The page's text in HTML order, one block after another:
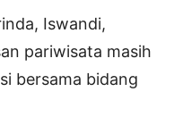
Iswandi,
pariwisata masih
bersama bidang